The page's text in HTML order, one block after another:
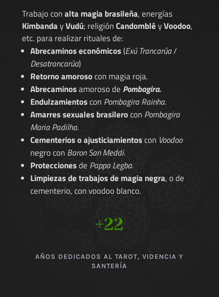
Trabajo conalta magia brasileña, energías
KimbandayVudú; religiónCandombléyVoodoo,
etc. para realizar rituales de:
Abrecaminos económicos(Exú Trancarúa/
Desatrancarúa)
Retorno amorosocon magia roja.
Abrecaminosamoroso de Pombagira.
Endulzamientoscon Pombagira Rainha.
Amarres sexuales brasilerocon Pombagira
Maria Padilha.
Cementerios o ajusticiamientoscon Voodoo
negro con Baron San Meddi.
Proteccionesde Pappa Legba.
Limpiezas de trabajos de magia negra, o de
cementerio, con voodoo blanco.
+22
AÑOS DEDICADOS AL TAROT, VIDENCIA Y
SANTERÍA